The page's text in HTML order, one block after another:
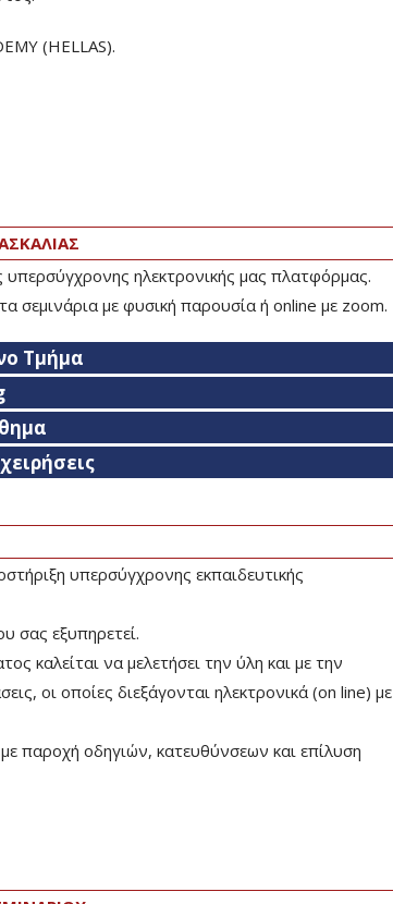
(HELLAS).
ηλεκτρονικής μας πλατφόρμας.
με φυσική παρουσία ή online με zoom.
Τμήμα
υπερσύγχρονης εκπαιδευτικής
σας εξυπηρετεί.
καλείται να μελετήσει την ύλη και με την
οι οποίες διεξάγονται ηλεκτρονικά (on line) με
παροχή οδηγιών, κατευθύνσεων και επίλυση